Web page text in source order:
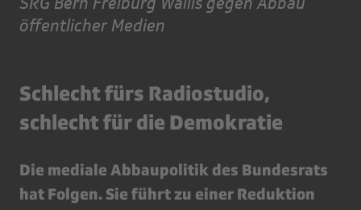
öffentlicher Medien
Schlecht fürs Radiostudio,
schlecht für die Demokratie
Die mediale Abbaupolitik des Bundesrats
hat Folgen. Sie führt zu einer Reduktion